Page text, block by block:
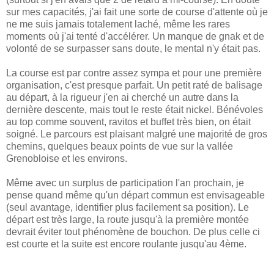
sur mes capacités, j'ai fait une sorte de course d'attente où je
ne me suis jamais totalement laché, même les rares
moments où j'ai tenté d'accélérer. Un manque de gnak et de
volonté de se surpasser sans doute, le mental n'y était pas.
La course est par contre assez sympa et pour une première
organisation, c'est presque parfait. Un petit raté de balisage
au départ, à la rigueur j'en ai cherché un autre dans la
dernière descente, mais tout le reste était nickel. Bénévoles
au top comme souvent, ravitos et buffet très bien, on était
soigné. Le parcours est plaisant malgré une majorité de gros
chemins, quelques beaux points de vue sur la vallée
Grenobloise et les environs.
Même avec un surplus de participation l'an prochain, je
pense quand même qu'un départ commun est envisageable
(seul avantage, identifier plus facilement sa position). Le
départ est très large, la route jusqu'à la première montée
devrait éviter tout phénomène de bouchon. De plus celle ci
est courte et la suite est encore roulante jusqu'au 4ème.